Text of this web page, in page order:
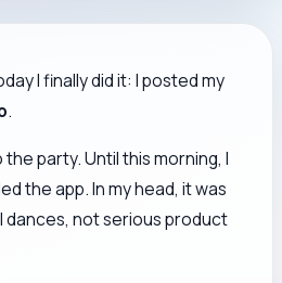
I finally did it: I posted my
.
the party. Until this morning, I
the app. In my head, it was
dances, not serious product